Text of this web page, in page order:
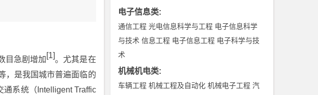
目急剧增加 [1]。尤其是在
，是我国城市普遍面临的
通系统（Intelligent Traffic
电子信息类:
通信工程 光电信息科学与工程 电子信息科学
与技术 信息工程 电子信息工程 电子科学与技
术
机械机电类:
车辆工程 机械工程及自动化 机械电子工程 汽